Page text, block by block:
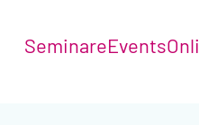
SeminareEvents